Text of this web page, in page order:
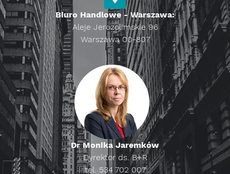
Biuro Handlowe - Warszawa:
Aleje Jerozolimskie 96
Warszawa 00-807
Dr Monika Jaremków
Dyrektor ds. B+R
tel. 534 702 007